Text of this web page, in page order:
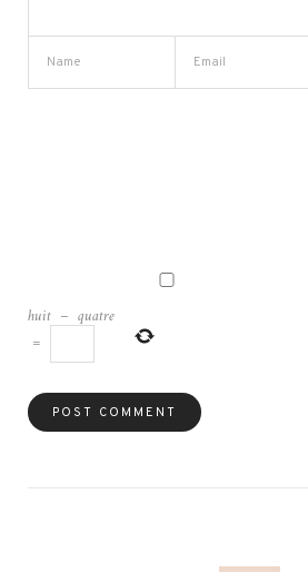
huit − quatre
=